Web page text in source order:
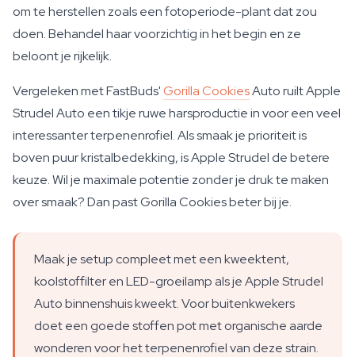
om te herstellen zoals een fotoperiode-plant dat zou
doen. Behandel haar voorzichtig in het begin en ze
beloont je rijkelijk.
Vergeleken met FastBuds'Gorilla CookiesAuto ruilt Apple
Strudel Auto een tikje ruwe harsproductie in voor een veel
interessanter terpenenrofiel. Als smaak je prioriteit is
boven puur kristalbedekking, is Apple Strudel de betere
keuze. Wil je maximale potentie zonder je druk te maken
over smaak? Dan past Gorilla Cookies beter bij je.
Maak je setup compleet met een kweektent,
koolstoffilter en LED-groeilamp als je Apple Strudel
Auto binnenshuis kweekt. Voor buitenkwekers
doet een goede stoffen pot met organische aarde
wonderen voor het terpenenrofiel van deze strain.